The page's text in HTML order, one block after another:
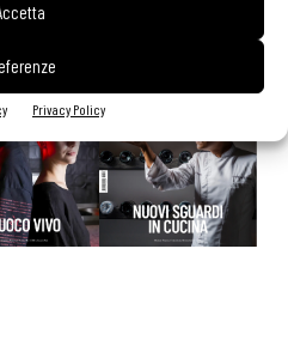
Privacy Policy